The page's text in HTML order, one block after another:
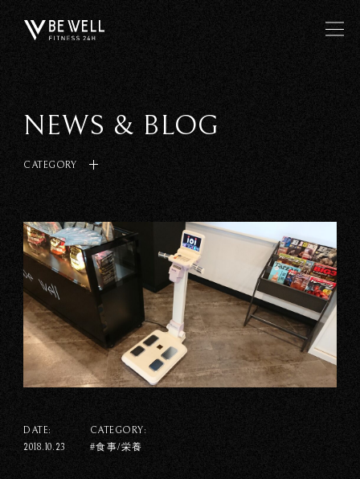
NEWS & BLOG
CATEGORY
DATE:
2018.10.23
CATEGORY:
#食事/栄養